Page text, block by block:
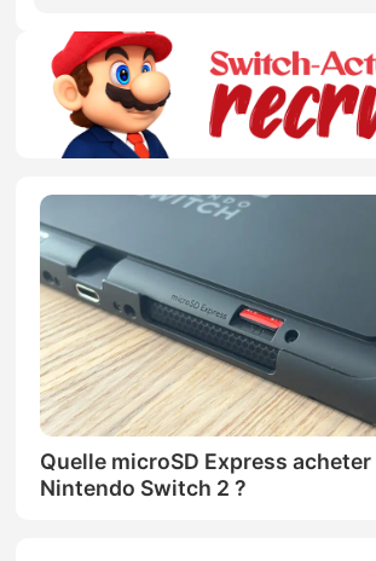
Quelle microSD Express
Nintendo Switch 2 ?